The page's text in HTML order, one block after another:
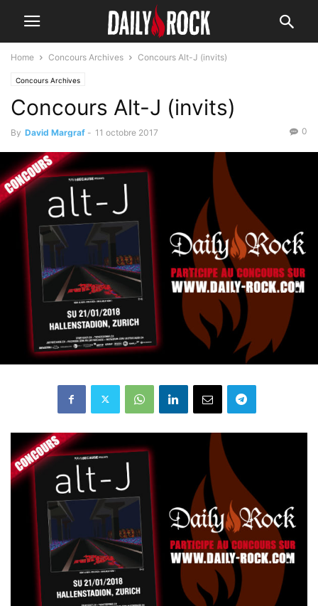
Home Concours Archives Concours Alt-J (invits)
Concours Archives
Concours Alt-J (invits)
By David Margraf - 11 octobre 2017 0